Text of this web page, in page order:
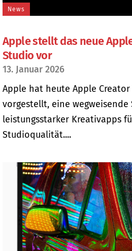
News
Apple stellt das neue
Studio vor
13. Januar 2026
Apple hat heute Apple
vorgestellt, eine wegweisende
leistungsstarker Kreativapps
Studioqualität....